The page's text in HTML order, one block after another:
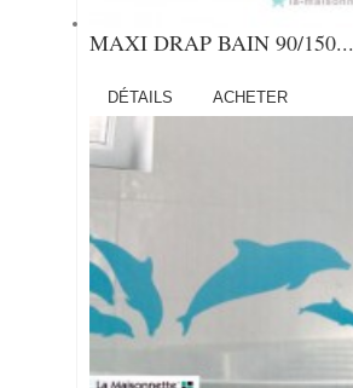
MAXI DRAP BAIN 90/150...
DÉTAILS ACHETER